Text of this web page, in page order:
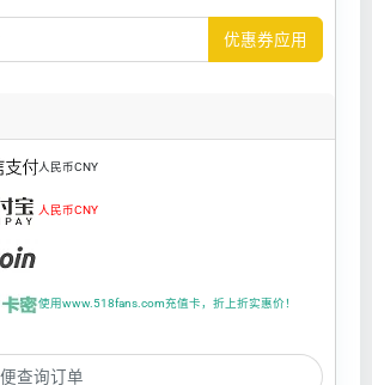
优惠券应用
人民币CNY
人民币CNY
使用www.518fans.com充值卡，折上折实惠价！